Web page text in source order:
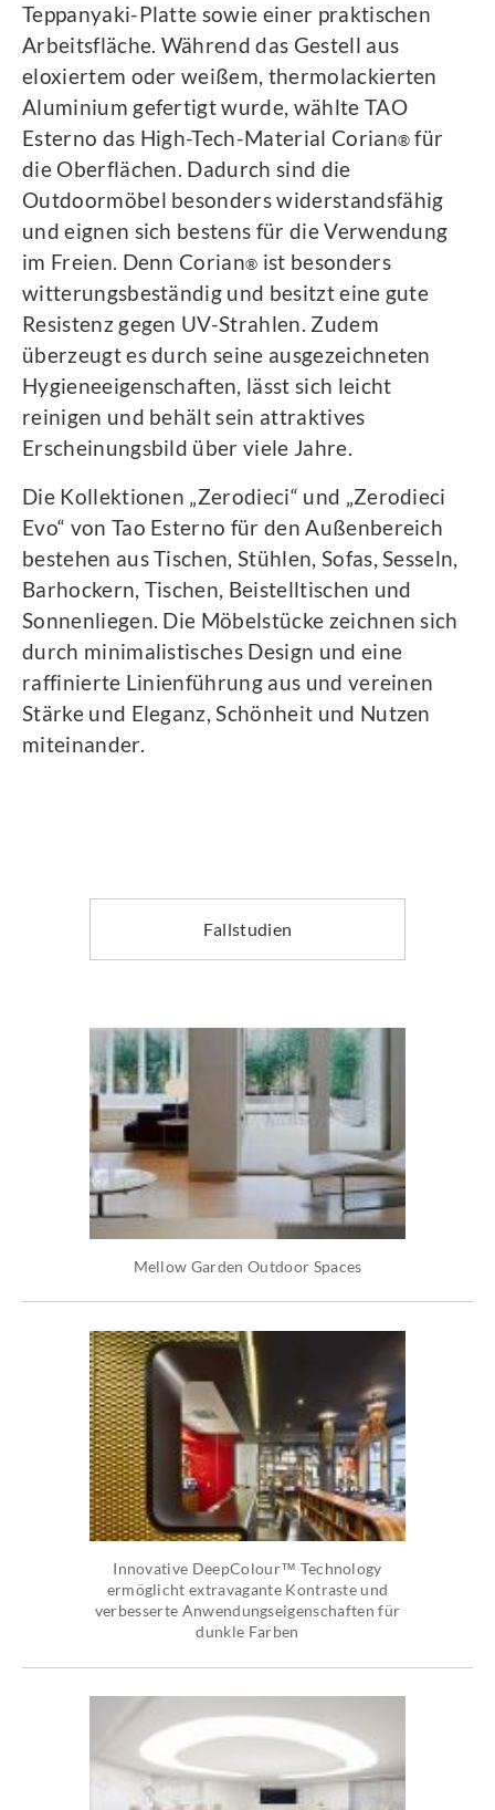
Teppanyaki-Platte sowie einer praktischen
Arbeitsfläche. Während das Gestell aus
eloxiertem oder weißem, thermolackierten
Aluminium gefertigt wurde, wählte TAO
Esterno das High-Tech-Material Corian® für
die Oberflächen. Dadurch sind die
Outdoormöbel besonders widerstandsfähig
und eignen sich bestens für die Verwendung
im Freien. Denn Corian® ist besonders
witterungsbeständig und besitzt eine gute
Resistenz gegen UV-Strahlen. Zudem
überzeugt es durch seine ausgezeichneten
Hygieneeigenschaften, lässt sich leicht
reinigen und behält sein attraktives
Erscheinungsbild über viele Jahre.
Die Kollektionen „Zerodieci“ und „Zerodieci
Evo“ von Tao Esterno für den Außenbereich
bestehen aus Tischen, Stühlen, Sofas, Sesseln,
Barhockern, Tischen, Beistelltischen und
Sonnenliegen. Die Möbelstücke zeichnen sich
durch minimalistisches Design und eine
raffinierte Linienführung aus und vereinen
Stärke und Eleganz, Schönheit und Nutzen
miteinander.
Fallstudien
Mellow Garden Outdoor Spaces
Innovative DeepColour™ Technology
ermöglicht extravagante Kontraste und
verbesserte Anwendungseigenschaften für
dunkle Farben